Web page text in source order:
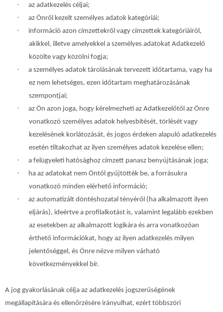
· az adatkezelés céljai;
· az Önről kezelt személyes adatok kategóriái;
·
információ azon címzettekről vagy címzettek kategóriáiról,
akikkel, illetve amelyekkel a személyes adatokat Adatkezelő
közölte vagy közölni fogja;
·
a személyes adatok tárolásának tervezett időtartama, vagy ha
ez nem lehetséges, ezen időtartam meghatározásának
szempontjai;
·
az Ön azon joga, hogy kérelmezheti az Adatkezelőtől az Önre
vonatkozó személyes adatok helyesbítését, törlését vagy
kezelésének korlátozását, és jogos érdeken alapuló adatkezelés
esetén tiltakozhat az ilyen személyes adatok kezelése ellen;
· a felügyeleti hatósághoz címzett panasz benyújtásának joga;
·
ha az adatokat nem Öntől gyűjtötték be, a forrásukra
vonatkozó minden elérhető információ;
·
az automatizált döntéshozatal tényéről (ha alkalmazott ilyen
eljárás), ideértve a profilalkotást is, valamint legalább ezekben
az esetekben az alkalmazott logikára és arra vonatkozóan
érthető információkat, hogy az ilyen adatkezelés milyen
jelentőséggel, és Önre nézve milyen várható
következményekkel bír.
A jog gyakorlásának célja az adatkezelés jogszerűségének
megállapítására és ellenőrzésére irányulhat, ezért többszöri